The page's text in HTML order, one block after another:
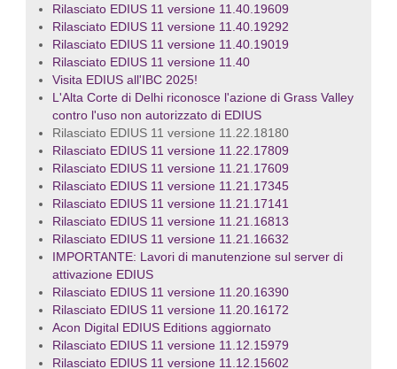
Rilasciato EDIUS 11 versione 11.40.19609
Rilasciato EDIUS 11 versione 11.40.19292
Rilasciato EDIUS 11 versione 11.40.19019
Rilasciato EDIUS 11 versione 11.40
Visita EDIUS all'IBC 2025!
L'Alta Corte di Delhi riconosce l'azione di Grass Valley
contro l'uso non autorizzato di EDIUS
Rilasciato EDIUS 11 versione 11.22.18180
Rilasciato EDIUS 11 versione 11.22.17809
Rilasciato EDIUS 11 versione 11.21.17609
Rilasciato EDIUS 11 versione 11.21.17345
Rilasciato EDIUS 11 versione 11.21.17141
Rilasciato EDIUS 11 versione 11.21.16813
Rilasciato EDIUS 11 versione 11.21.16632
IMPORTANTE: Lavori di manutenzione sul server di
attivazione EDIUS
Rilasciato EDIUS 11 versione 11.20.16390
Rilasciato EDIUS 11 versione 11.20.16172
Acon Digital EDIUS Editions aggiornato
Rilasciato EDIUS 11 versione 11.12.15979
Rilasciato EDIUS 11 versione 11.12.15602